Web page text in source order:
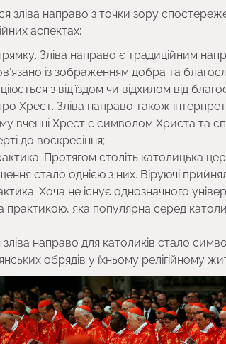
зліва направо з точки зору
аспектах:
Зліва направо є традиційним
із зображенням добра та
з від’їздом чи відхилом від
Хрест. Зліва направо також
вченні Хрест є символом Христа та
до воскресіння;
Протягом століть католицька
стало однією з них. Віруючі
Хоча не існує однозначного
практикою, яка популярна серед
направо для католиків стало
обрядів у їхньому релігійному